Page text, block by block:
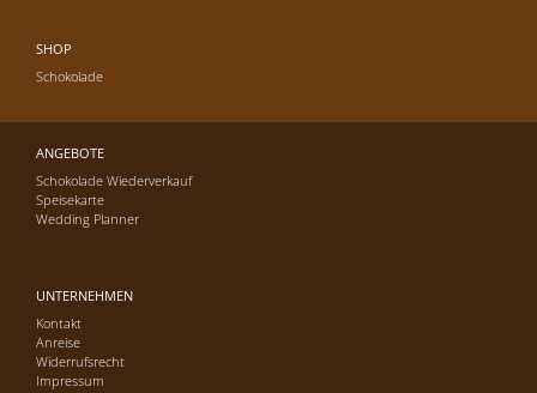
SHOP
Schokolade
ANGEBOTE
Schokolade Wiederverkauf
Speisekarte
Wedding Planner
UNTERNEHMEN
Kontakt
Anreise
Widerrufsrecht
Impressum